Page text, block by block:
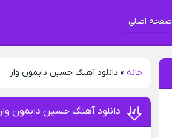
صفحه اصلی
خانه » دانلود آهنگ حسین دایمون وار
دانلود آهنگ حسین دایمون وار